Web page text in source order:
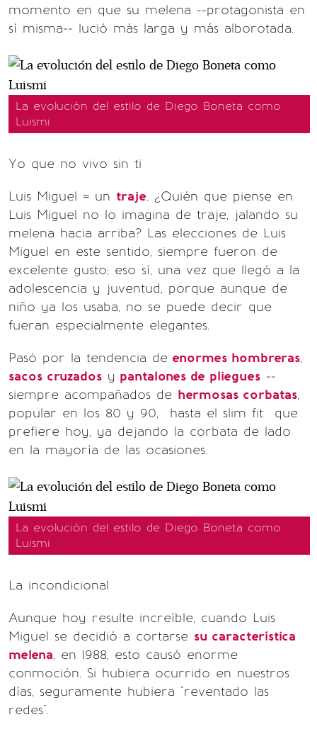
momento en que su melena --protagonista en
sí misma-- lució más larga y más alborotada.
La evolución del estilo de Diego Boneta como
Luismi
Yo que no vivo sin ti
Luis Miguel = un traje. ¿Quién que piense en
Luis Miguel no lo imagina de traje, jalando su
melena hacia arriba? Las elecciones de Luis
Miguel en este sentido, siempre fueron de
excelente gusto; eso sí, una vez que llegó a la
adolescencia y juventud, porque aunque de
niño ya los usaba, no se puede decir que
fueran especialmente elegantes.
Pasó por la tendencia de enormes hombreras,
sacos cruzados y pantalones de pliegues --
siempre acompañados de hermosas corbatas,
popular en los 80 y 90, hasta el slim fit que
prefiere hoy, ya dejando la corbata de lado
en la mayoría de las ocasiones.
La evolución del estilo de Diego Boneta como
Luismi
La incondicional
Aunque hoy resulte increíble, cuando Luis
Miguel se decidió a cortarse su característica
melena, en 1988, esto causó enorme
conmoción. Si hubiera ocurrido en nuestros
días, seguramente hubiera "reventado las
redes".